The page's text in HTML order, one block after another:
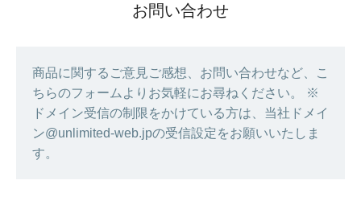
お問い合わせ
商品に関するご意見ご感想、お問い合わせなど、こ
ちらのフォームよりお気軽にお尋ねください。 ※
ドメイン受信の制限をかけている方は、当社ドメイ
ン@unlimited-web.jpの受信設定をお願いいたしま
す。